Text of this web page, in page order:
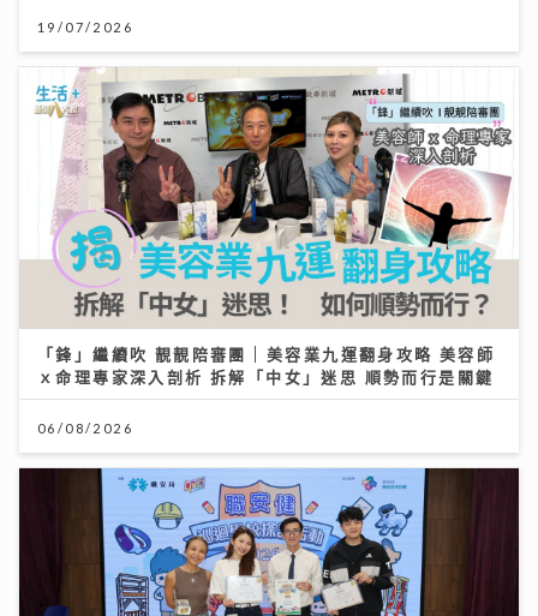
19/07/2026
「鋒」繼續吹 靚靚陪審團 | 美容業九運翻身攻略 美容師
ｘ命理專家深入剖析 拆解「中女」迷思 順勢而行是關鍵
06/08/2026